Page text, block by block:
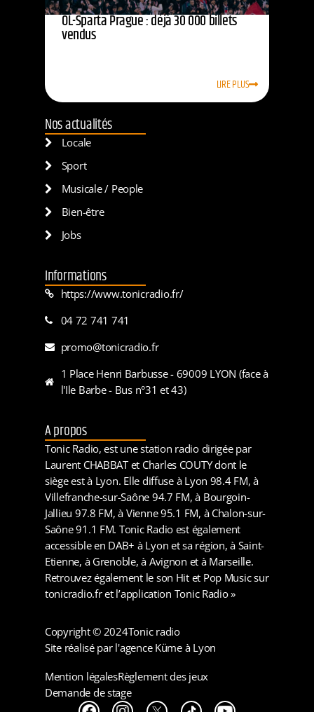
OL-Sparta Prague : déjà 30 000 billets
vendus
LIRE PLUS
Nos actualités
Locale
Sport
Musicale / People
Bien-être
Jobs
Informations
https://www.tonicradio.fr/
04 72 741 741
promo@tonicradio.fr
1 Place Henri Barbusse - 69009 LYON (face à
l'Ile Barbe - Bus n°31 et 43)
A propos
Tonic Radio, est une station radio dirigée par
Laurent CHABBAT et Charles COUTY dont le
siège est à Lyon. Elle diffuse à Lyon 98.4 FM, à
Villefranche-sur-Saône 94.7 FM, à Bourgoin-
Jallieu 97.8 FM, à Vienne 95.1 FM, à Chalon-sur-
Saône 91.1 FM. Tonic Radio est également
accessible en DAB+ à Lyon et sa région, à Saint-
Etienne, à Grenoble, à Avignon et à Marseille.
Retrouvez également le son Hit et Pop Music sur
tonicradio.fr et l’application Tonic Radio »
Copyright © 2024Tonic radio
Site réalisé par l'agence Küme à Lyon
Mention légalesRèglement des jeux
Demande de stage